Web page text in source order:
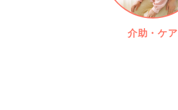
介助・ケア